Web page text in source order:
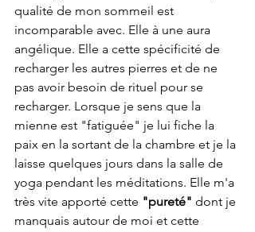
qualité de mon sommeil est
incomparable avec. Elle à une aura
angélique. Elle a cette spécificité de
recharger les autres pierres et de ne
pas avoir besoin de rituel pour se
recharger. Lorsque je sens que la
mienne est "fatiguée" je lui fiche la
paix en la sortant de la chambre et je la
laisse quelques jours dans la salle de
yoga pendant les méditations. Elle m'a
très vite apporté cette "pureté" dont je
manquais autour de moi et cette